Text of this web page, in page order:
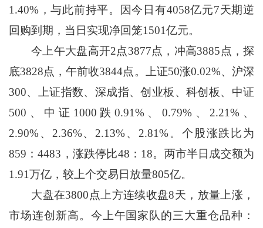
1.40%，与此前持平。因今日有4058亿元7天期逆
回购到期，当日实现净回笼1501亿元。
今上午大盘高开2点3877点，冲高3885点，探
底3828点，午前收3844点。上证50涨0.02%、沪深
300、上证指数、深成指、创业板、科创板、中证
500、中证1000跌0.91%、0.79%、2.21%、
2.90%、2.36%、2.13%、2.81%。个股涨跌比为
859：4483，涨跌停比48：18。两市半日成交额为
1.91万亿，较上个交易日放量805亿。
大盘在3800点上方连续收盘8天，放量上涨，
市场连创新高。今上午国家队的三大重仓品种：